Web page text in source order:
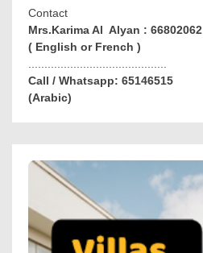
Contact
Mrs.Karima Al Alyan : 66802062
( English or French )
...........................................
Call / Whatsapp: 65146515
(Arabic)